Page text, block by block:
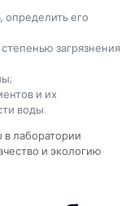
определить его
загрязнения
и их
воды.
лаборатории
и экологию